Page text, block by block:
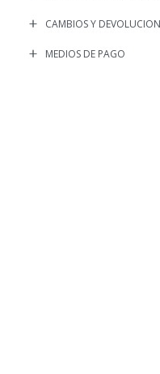
CAMBIOS Y
MEDIOS DE PAGO